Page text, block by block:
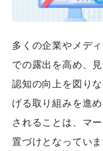
多くの企業やメデ
での露出を高め、
認知の向上を図り
げる取り組みを進
されることは、マ
置づけとなっていま